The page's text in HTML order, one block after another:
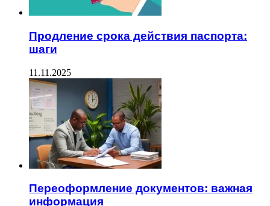
Продление срока действия паспорта:
шаги
11.11.2025
Переоформление документов: важная
информация